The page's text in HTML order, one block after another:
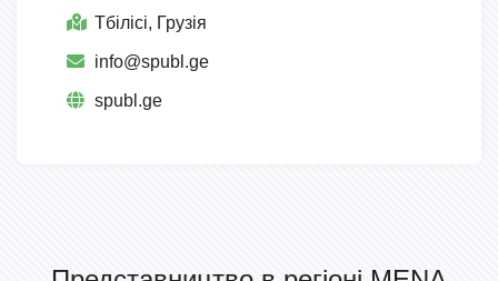
Тбілісі, Грузія
info@spubl.ge
spubl.ge